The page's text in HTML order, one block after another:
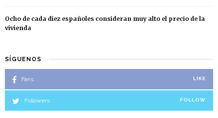
Ocho de cada diez españoles consideran muy alto el precio de la
vivienda
SÍGUENOS
Fans LIKE
Followers FOLLOW